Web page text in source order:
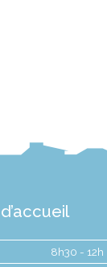
8h30 - 12h